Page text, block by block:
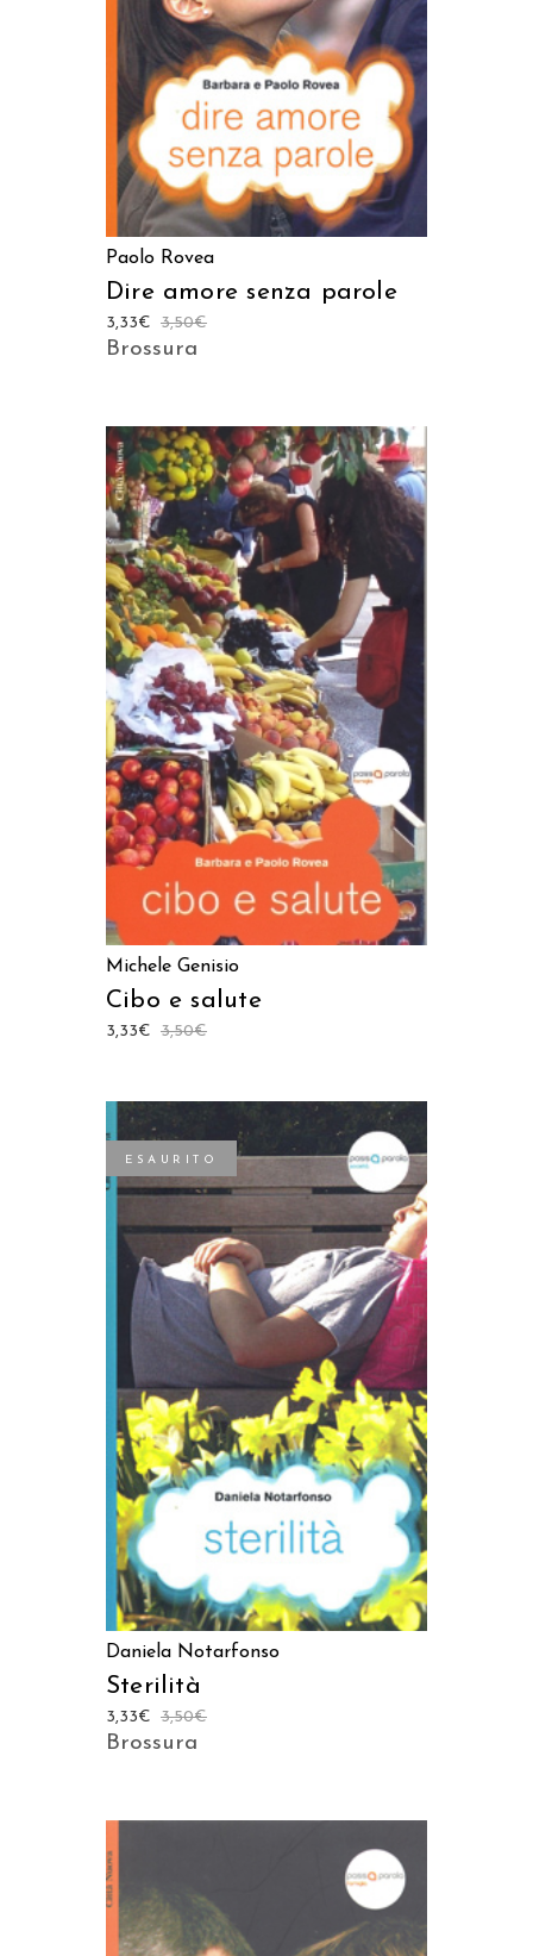
Paolo Rovea
Dire amore senza parole
3,50€
3,33€
Brossura
AGGIUNGI AL CARRELLO
Michele Genisio
Cibo e salute
3,50€
3,33€
ESAURITO
LEGGI TUTTO
Daniela Notarfonso
Sterilità
3,50€
3,33€
Brossura